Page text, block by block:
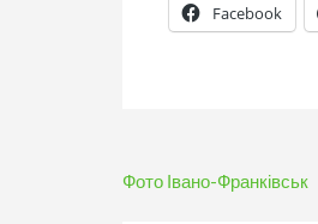
Facebook
Навігація
Фото Івано-Франківськ